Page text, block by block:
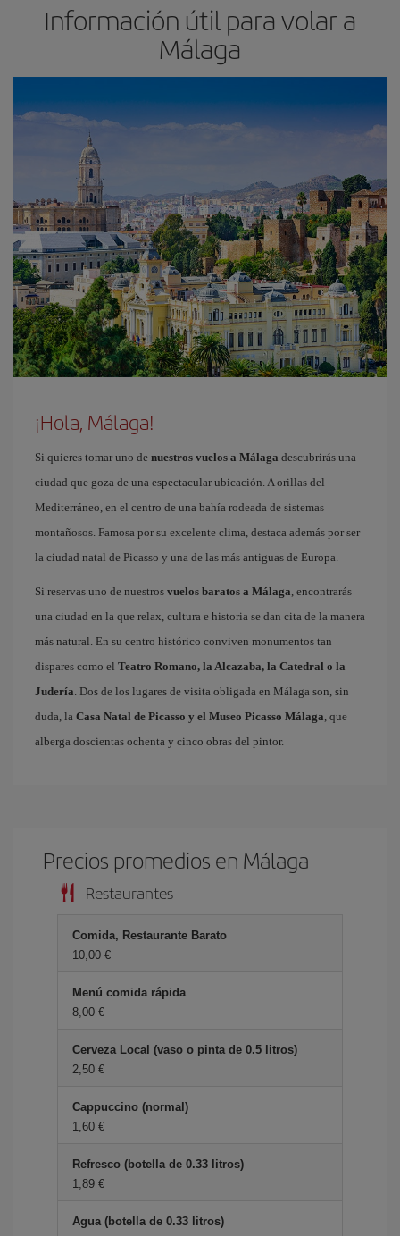
Información útil para volar a
Málaga
¡Hola, Málaga!
Si quieres tomar uno de nuestros vuelos a Málaga descubrirás una
ciudad que goza de una espectacular ubicación. A orillas del
Mediterráneo, en el centro de una bahía rodeada de sistemas
montañosos. Famosa por su excelente clima, destaca además por ser
la ciudad natal de Picasso y una de las más antiguas de Europa.
Si reservas uno de nuestros vuelos baratos a Málaga, encontrarás
una ciudad en la que relax, cultura e historia se dan cita de la manera
más natural. En su centro histórico conviven monumentos tan
dispares como el Teatro Romano, la Alcazaba, la Catedral o la
Judería. Dos de los lugares de visita obligada en Málaga son, sin
duda, la Casa Natal de Picasso y el Museo Picasso Málaga, que
alberga doscientas ochenta y cinco obras del pintor.
Precios promedios en Málaga
Restaurantes
Comida, Restaurante Barato
10,00 €
Menú comida rápida
8,00 €
Cerveza Local (vaso o pinta de 0.5 litros)
2,50 €
Cappuccino (normal)
1,60 €
Refresco (botella de 0.33 litros)
1,89 €
Agua (botella de 0.33 litros)